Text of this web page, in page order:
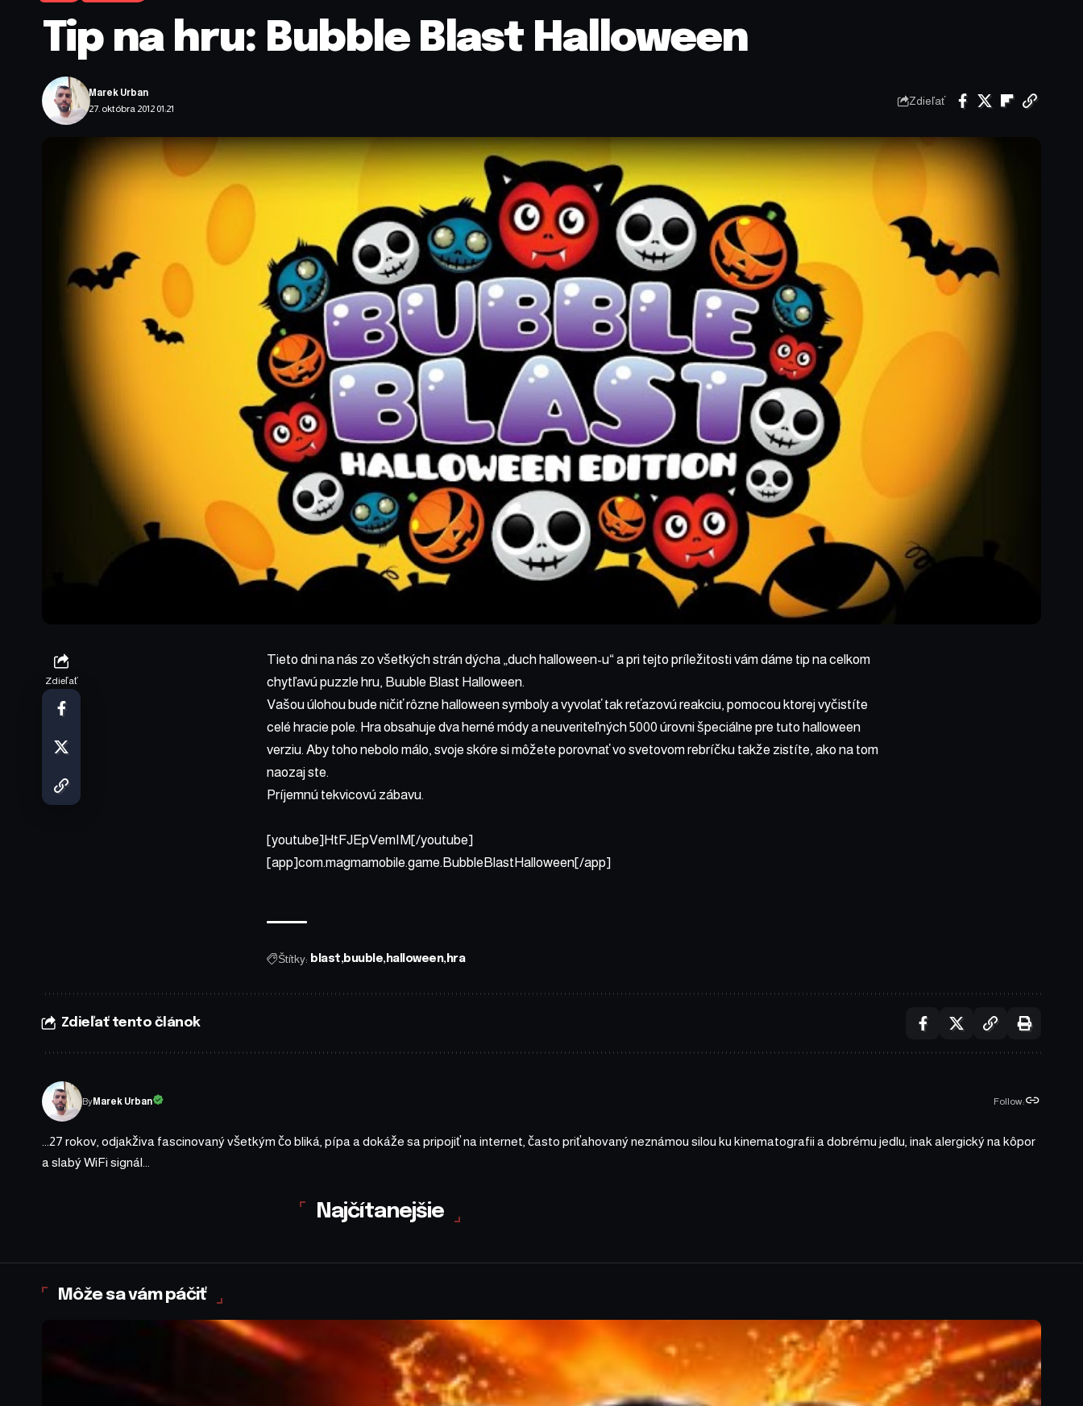
Tip na hru: Bubble Blast Halloween
27. októbra 2012 01:21
Marek Urban
Zdieľať
Zdieľať
Tieto dni na nás zo všetkých strán dýcha „duch halloween-u“ a pri tejto príležitosti vám dáme tip na celkom
chytľavú puzzle hru, Buuble Blast Halloween.
Vašou úlohou bude ničiť rôzne halloween symboly a vyvolať tak reťazovú reakciu, pomocou ktorej vyčistíte
celé hracie pole. Hra obsahuje dva herné módy a neuveriteľných 5000 úrovni špeciálne pre tuto halloween
verziu. Aby toho nebolo málo, svoje skóre si môžete porovnať vo svetovom rebríčku takže zistíte, ako na tom
naozaj ste.
Príjemnú tekvicovú zábavu.
[youtube]HtFJEpVemIM[/youtube]
[app]com.magmamobile.game.BubbleBlastHalloween[/app]
Štítky: blast buuble halloween hra
Zdieľať tento článok
ByMarek Urban Follow:
...27 rokov, odjakživa fascinovaný všetkým čo bliká, pípa a dokáže sa pripojiť na internet, často priťahovaný neznámou silou ku kinematografii a dobrému jedlu, inak alergický na kôpor
a slabý WiFi signál...
Najčítanejšie
Môže sa vám páčiť